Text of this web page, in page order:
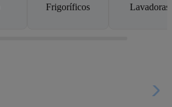
Frigoríficos Lavadoras